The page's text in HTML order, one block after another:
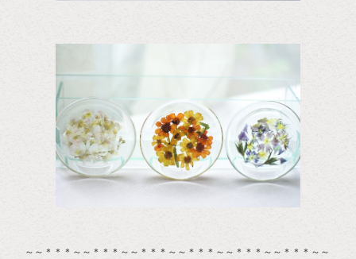
～～＊＊＊～～＊＊＊～～＊＊＊～～＊＊＊～～＊＊＊～～＊＊＊～～